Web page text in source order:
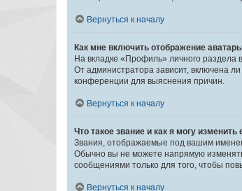
Вернуться к началу
Как мне включить отображение
На вкладке «Профиль» личного раздела
От администратора зависит, включена
конференции для выяснения причин.
Вернуться к началу
Что такое звание и как я могу изменить
Звания, отображаемые под вашим
Обычно вы не можете напрямую
сообщениями только для того, чтобы
Вернуться к началу